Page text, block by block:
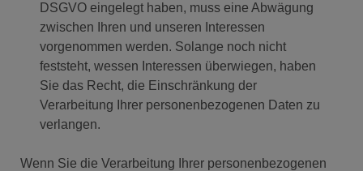
DSGVO eingelegt haben, muss eine Abwägung
zwischen Ihren und unseren Interessen
vorgenommen werden. Solange noch nicht
feststeht, wessen Interessen überwiegen, haben
Sie das Recht, die Einschränkung der
Verarbeitung Ihrer personenbezogenen Daten zu
verlangen.
Wenn Sie die Verarbeitung Ihrer personenbezogenen